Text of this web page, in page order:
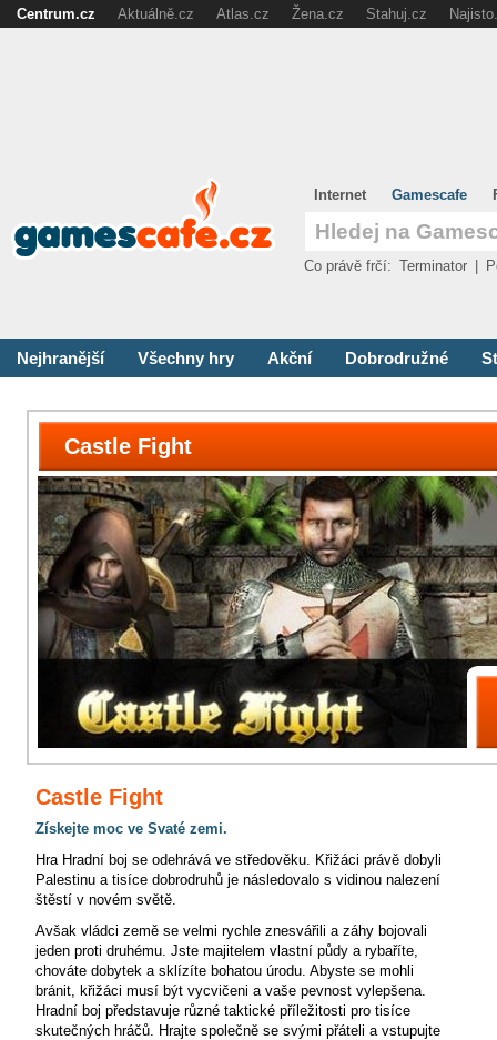
Nejhranější Všechny hry Akční Dobrodružné
Castle Fight
Castle Fight
Získejte moc ve Svaté zemi.
Hra Hradní boj se odehrává ve středověku. Křižáci právě dobyli
Palestinu a tisíce dobrodruhů je následovalo s vidinou nalezení
štěstí v novém světě.
Avšak vládci země se velmi rychle znesvářili a záhy bojovali
jeden proti druhému. Jste majitelem vlastní půdy a rybaříte,
chováte dobytek a sklízíte bohatou úrodu. Abyste se mohli
bránit, křižáci musí být vycvičeni a vaše pevnost vylepšena.
Hradní boj představuje různé taktické příležitosti pro tisíce
skutečných hráčů. Hrajte společně se svými přáteli a vstupujte
Internet Gamescafe
Co právě frčí: Terminator
Centrum.cz Aktuálně.cz Atlas.cz Žena.cz Stahuj.cz